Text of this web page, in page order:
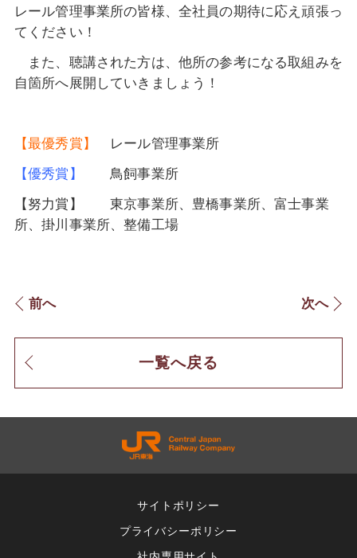
レール管理事業所の皆様、全社員の期待に応え頑張っ
てください！
また、聴講された方は、他所の参考になる取組みを
自箇所へ展開していきましょう！
【最優秀賞】
レール管理事業所
【優秀賞】
鳥飼事業所
【努力賞】 東京事業所、豊橋事業所、富士事業
所、掛川事業所、整備工場
前へ 次へ
一覧へ戻る
サイトポリシー
プライバシーポリシー